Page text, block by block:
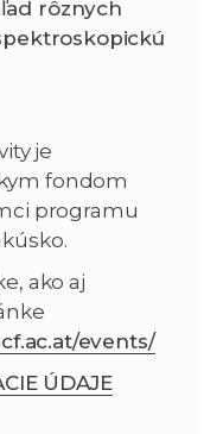
rôznych
je
fondom
programu
ako aj
events/
ÚDAJE